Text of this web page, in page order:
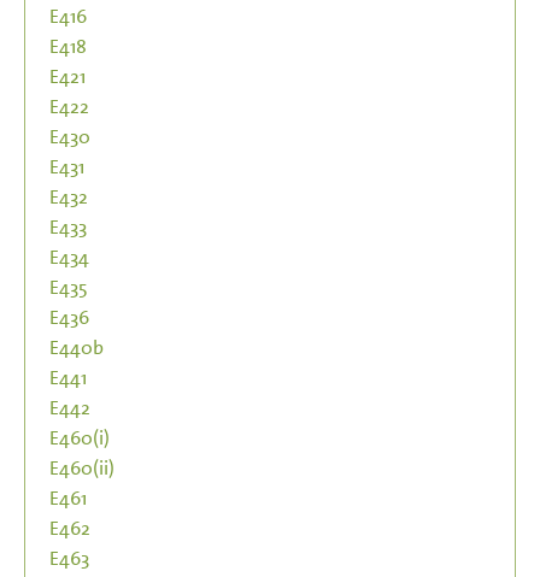
E416
E418
E421
E422
E430
E431
E432
E433
E434
E435
E436
E440b
E441
E442
E460(i)
E460(ii)
E461
E462
E463